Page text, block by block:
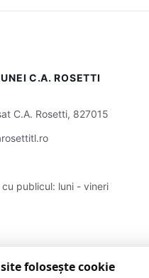
C.A. ROSETTI
C.A. Rosetti, 827015
publicul: luni - vineri
folosește cookie